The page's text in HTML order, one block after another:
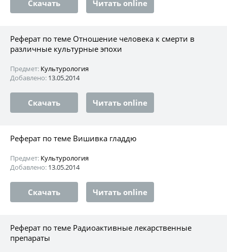
Скачать Читать online
Реферат по теме Отношение человека к смерти в
различные культурные эпохи
Предмет: Культурология
Добавлено: 13.05.2014
Скачать Читать online
Реферат по теме Вишивка гладдю
Предмет: Культурология
Добавлено: 13.05.2014
Скачать Читать online
Реферат по теме Радиоактивные лекарственные
препараты